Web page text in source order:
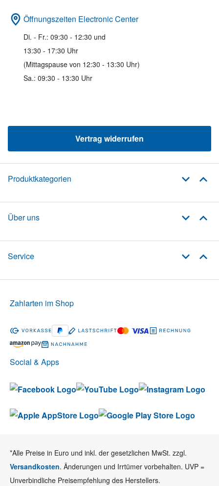
Öffnungszeiten Electronic Center
Di. - Fr.: 09:30 - 12:30 und
13:30 - 17:30 Uhr
(Mittagspause von 12:30 - 13:30 Uhr)
Sa.: 09:30 - 13:30 Uhr
Vertrag widerrufen
Produktkategorien
Über uns
Service
Social & Apps
Zahlarten im Shop
*Alle Preise in Euro und inkl. der gesetzlichen MwSt. zzgl.
Versandkosten. Änderungen und Irrtümer vorbehalten. UVP =
Unverbindliche Preisempfehlung des Herstellers.